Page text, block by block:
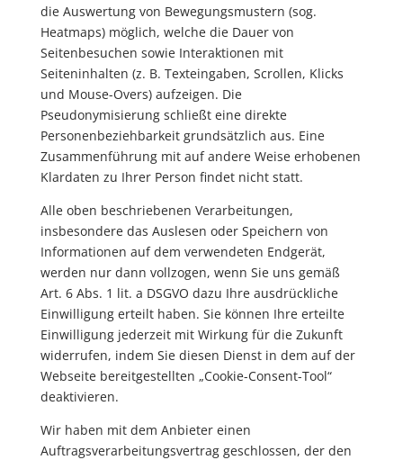
die Auswertung von Bewegungsmustern (sog.
Heatmaps) möglich, welche die Dauer von
Seitenbesuchen sowie Interaktionen mit
Seiteninhalten (z. B. Texteingaben, Scrollen, Klicks
und Mouse-Overs) aufzeigen. Die
Pseudonymisierung schließt eine direkte
Personenbeziehbarkeit grundsätzlich aus. Eine
Zusammenführung mit auf andere Weise erhobenen
Klardaten zu Ihrer Person findet nicht statt.
Alle oben beschriebenen Verarbeitungen,
insbesondere das Auslesen oder Speichern von
Informationen auf dem verwendeten Endgerät,
werden nur dann vollzogen, wenn Sie uns gemäß
Art. 6 Abs. 1 lit. a DSGVO dazu Ihre ausdrückliche
Einwilligung erteilt haben. Sie können Ihre erteilte
Einwilligung jederzeit mit Wirkung für die Zukunft
widerrufen, indem Sie diesen Dienst in dem auf der
Webseite bereitgestellten „Cookie-Consent-Tool“
deaktivieren.
Wir haben mit dem Anbieter einen
Auftragsverarbeitungsvertrag geschlossen, der den